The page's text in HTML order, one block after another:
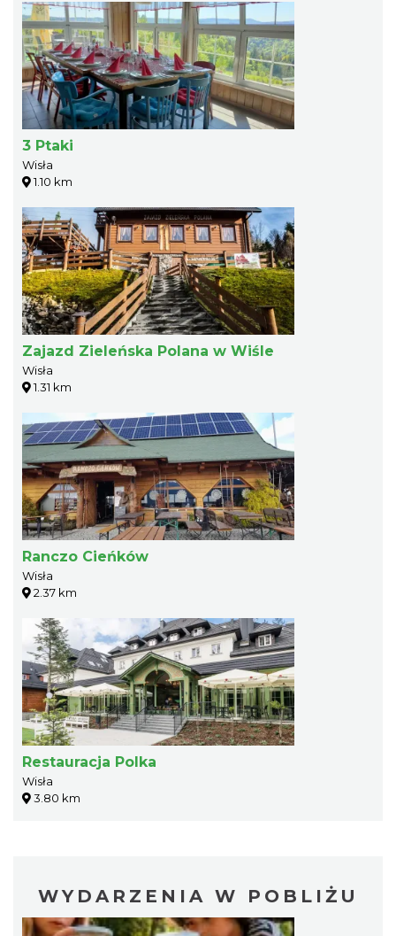
3 Ptaki
Wisła
1.10 km
Zajazd Zieleńska Polana w Wiśle
Wisła
1.31 km
Ranczo Cieńków
Wisła
2.37 km
Restauracja Polka
Wisła
3.80 km
WYDARZENIA W POBLIŻU